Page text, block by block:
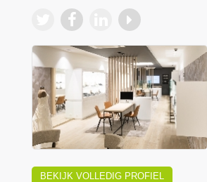
BEKIJK VOLLEDIG PROFIEL